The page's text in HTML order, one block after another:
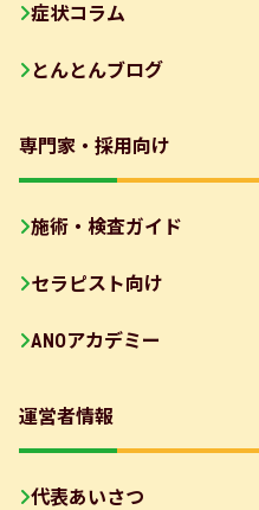
症状コラム
とんとんブログ
専門家・採用向け
施術・検査ガイド
セラピスト向け
ANOアカデミー
運営者情報
代表あいさつ